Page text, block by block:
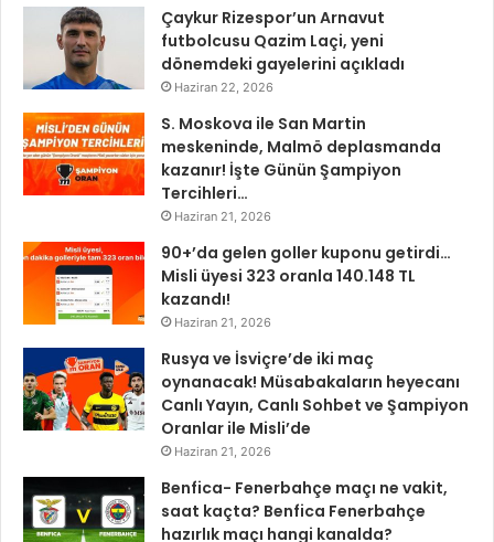
Çaykur Rizespor’un Arnavut
futbolcusu Qazim Laçi, yeni
dönemdeki gayelerini açıkladı
Haziran 22, 2026
S. Moskova ile San Martin
meskeninde, Malmö deplasmanda
kazanır! İşte Günün Şampiyon
Tercihleri…
Haziran 21, 2026
90+’da gelen goller kuponu getirdi…
Misli üyesi 323 oranla 140.148 TL
kazandı!
Haziran 21, 2026
Rusya ve İsviçre’de iki maç
oynanacak! Müsabakaların heyecanı
Canlı Yayın, Canlı Sohbet ve Şampiyon
Oranlar ile Misli’de
Haziran 21, 2026
Benfica- Fenerbahçe maçı ne vakit,
saat kaçta? Benfica Fenerbahçe
hazırlık maçı hangi kanalda?